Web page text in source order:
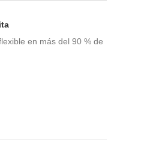
en más del 90 % de